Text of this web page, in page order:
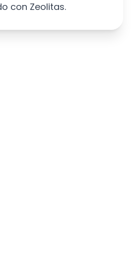
con Zeolitas.